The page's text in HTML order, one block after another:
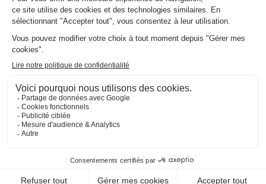
1
Team Classic,
Connect ou
les deux ?